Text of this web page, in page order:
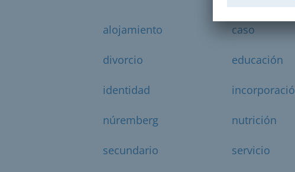
alojamiento caso
divorcio educación
identidad
núremberg nutrición
secundario servicio